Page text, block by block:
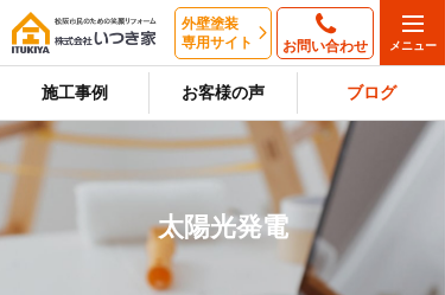
外壁塗装
専用サイト
お問い合わせ
施工事例 お客様の声 ブログ
太陽光発電